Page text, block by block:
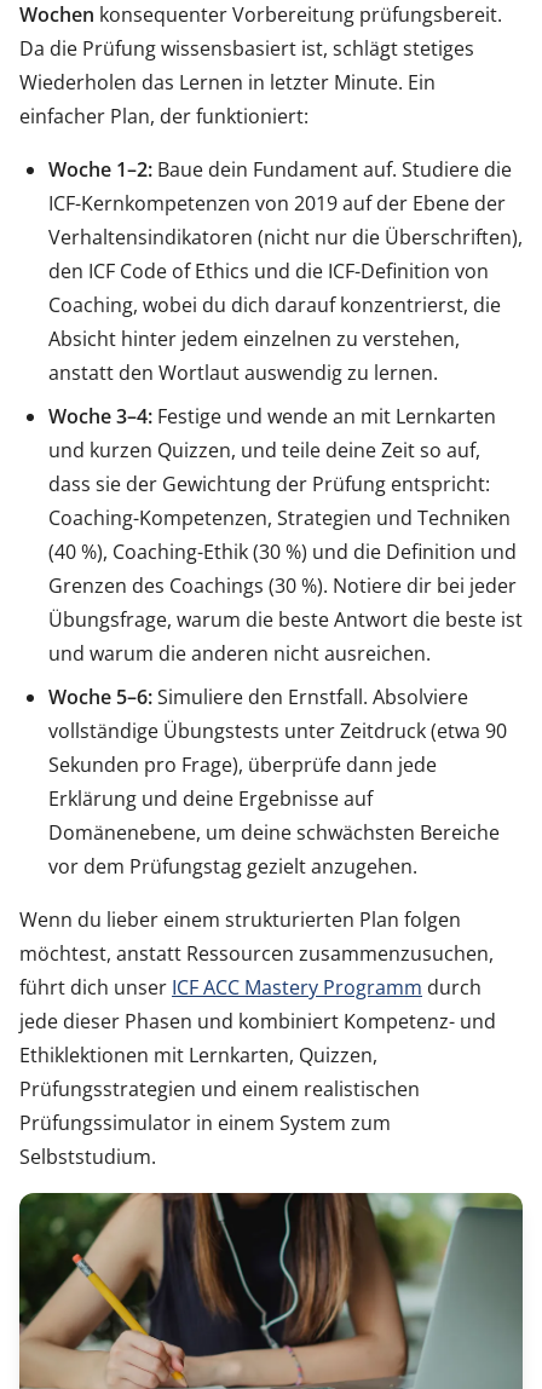
Wochen konsequenter Vorbereitung prüfungsbereit.
Da die Prüfung wissensbasiert ist, schlägt stetiges
Wiederholen das Lernen in letzter Minute. Ein
einfacher Plan, der funktioniert:
Woche 1–2: Baue dein Fundament auf. Studiere die
ICF-Kernkompetenzen von 2019 auf der Ebene der
Verhaltensindikatoren (nicht nur die Überschriften),
den ICF Code of Ethics und die ICF-Definition von
Coaching, wobei du dich darauf konzentrierst, die
Absicht hinter jedem einzelnen zu verstehen,
anstatt den Wortlaut auswendig zu lernen.
Woche 3–4: Festige und wende an mit Lernkarten
und kurzen Quizzen, und teile deine Zeit so auf,
dass sie der Gewichtung der Prüfung entspricht:
Coaching-Kompetenzen, Strategien und Techniken
(40 %), Coaching-Ethik (30 %) und die Definition und
Grenzen des Coachings (30 %). Notiere dir bei jeder
Übungsfrage, warum die beste Antwort die beste ist
und warum die anderen nicht ausreichen.
Woche 5–6:Simuliere den Ernstfall. Absolviere
vollständige Übungstests unter Zeitdruck (etwa 90
Sekunden pro Frage), überprüfe dann jede
Erklärung und deine Ergebnisse auf
Domänenebene, um deine schwächsten Bereiche
vor dem Prüfungstag gezielt anzugehen.
Wenn du lieber einem strukturierten Plan folgen
möchtest, anstatt Ressourcen zusammenzusuchen,
führt dich unser ICF ACC Mastery Programm durch
jede dieser Phasen und kombiniert Kompetenz- und
Ethiklektionen mit Lernkarten, Quizzen,
Prüfungsstrategien und einem realistischen
Prüfungssimulator in einem System zum
Selbststudium.